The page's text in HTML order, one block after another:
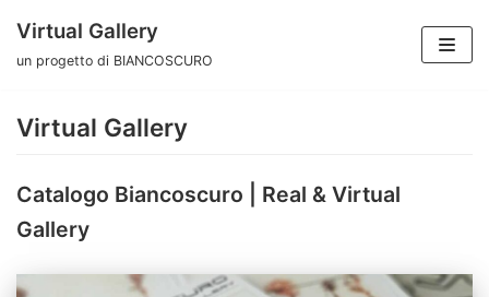
Vai
contenuto
Virtual Gallery
un progetto di BIANCOSCURO
Virtual Gallery
Catalogo Biancoscuro | Real & Virtual
Gallery